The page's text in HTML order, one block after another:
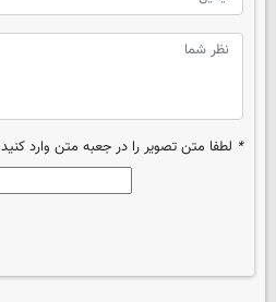
* لطفا متن تصویر را در جعبه متن وارد کنید